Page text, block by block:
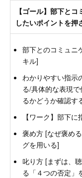
【ゴール】部下と
したいポイントを押
部下とのコミュニ
キル]
わかりやすい指示
る/具体的な表現
るかどうか確認す
【ワーク】部下に
褒め方 [なぜ褒め
グを用いる]
叱り方 [まずは、
る「４つの否定」